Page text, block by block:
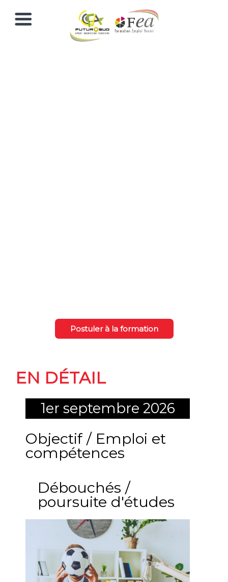
Postuler à la formation
EN DÉTAIL
1er septembre 2026
Objectif / Emploi et
compétences
Débouchés /
poursuite d'études